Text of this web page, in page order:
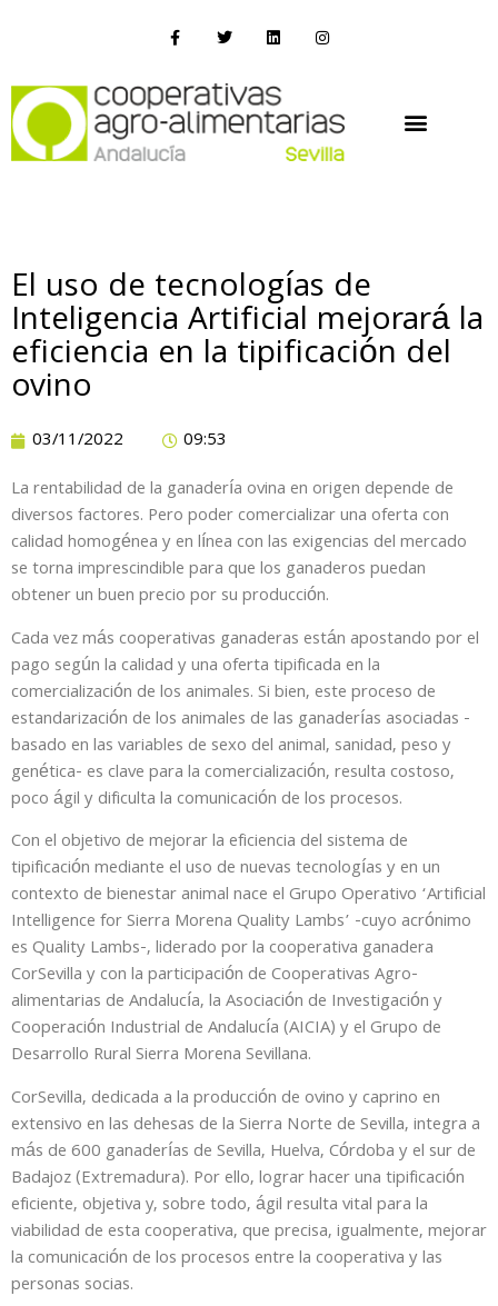
El uso de tecnologías de
Inteligencia Artificial mejorará la
eficiencia en la tipificación del
ovino
03/11/2022
09:53
La rentabilidad de la ganadería ovina en origen depende de
diversos factores. Pero poder comercializar una oferta con
calidad homogénea y en línea con las exigencias del mercado
se torna imprescindible para que los ganaderos puedan
obtener un buen precio por su producción.
Cada vez más cooperativas ganaderas están apostando por el
pago según la calidad y una oferta tipificada en la
comercialización de los animales. Si bien, este proceso de
estandarización de los animales de las ganaderías asociadas -
basado en las variables de sexo del animal, sanidad, peso y
genética- es clave para la comercialización, resulta costoso,
poco ágil y dificulta la comunicación de los procesos.
Con el objetivo de mejorar la eficiencia del sistema de
tipificación mediante el uso de nuevas tecnologías y en un
contexto de bienestar animal nace el Grupo Operativo ‘Artificial
Intelligence for Sierra Morena Quality Lambs’ -cuyo acrónimo
es Quality Lambs-, liderado por la cooperativa ganadera
CorSevilla y con la participación de Cooperativas Agro-
alimentarias de Andalucía, la Asociación de Investigación y
Cooperación Industrial de Andalucía (AICIA) y el Grupo de
Desarrollo Rural Sierra Morena Sevillana.
CorSevilla, dedicada a la producción de ovino y caprino en
extensivo en las dehesas de la Sierra Norte de Sevilla, integra a
más de 600 ganaderías de Sevilla, Huelva, Córdoba y el sur de
Badajoz (Extremadura). Por ello, lograr hacer una tipificación
eficiente, objetiva y, sobre todo, ágil resulta vital para la
viabilidad de esta cooperativa, que precisa, igualmente, mejorar
la comunicación de los procesos entre la cooperativa y las
personas socias.